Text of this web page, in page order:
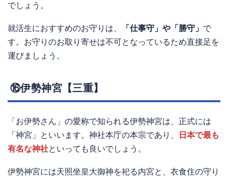
でしょう。
就活生におすすめのお守りは、 「仕事守」や「勝守」 で
す。お守りのお取り寄せは不可となっているため直接足を
運びましょう。
⑯伊勢神宮【三重】
「お伊勢さん」の愛称で知られる伊勢神宮は、正式には
「神宮」といいます。神社本庁の本宗であり、
日本で最も
有名な神社といっても良いでしょう。
伊勢神宮には天照坐皇大御神を祀る内宮と、衣食住の守り